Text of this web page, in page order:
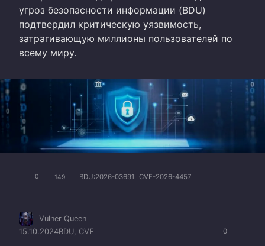
угроз безопасности информации (BDU)
подтвердил критическую уязвимость,
затрагивающую миллионы пользователей по
всему миру.
0 149 BDU:2026-03691 CVE-2026-4457
0
Vulner Queen
15.10.2024BDU, CVE